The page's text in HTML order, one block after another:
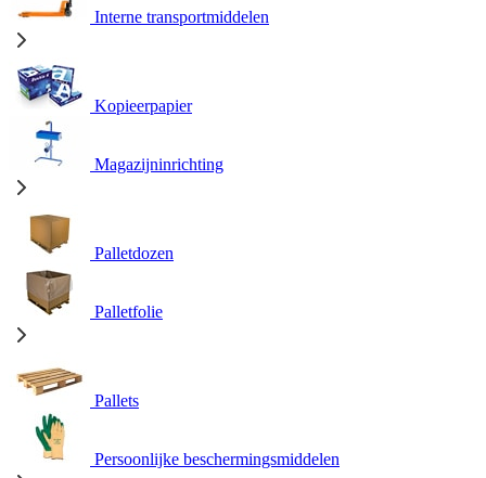
Interne transportmiddelen
Kopieerpapier
Magazijninrichting
Palletdozen
Palletfolie
Pallets
Persoonlijke beschermingsmiddelen